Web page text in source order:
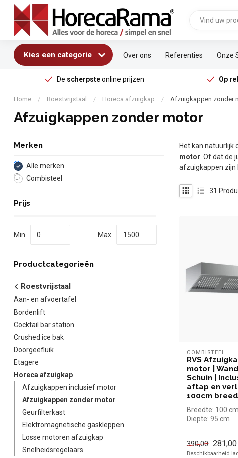
Kies een categorie Over ons Referenties Onze
De scherpsteonline prijzen Op
Home / Roestvrijstaal / Horeca afzuigkap / Afzuigkappen zonder
Afzuigkappen zonder motor
Merken
Alle merken
Combisteel
Prijs
Min Max
Productcategorieën
Roestvrijstaal
Aan- en afvoertafel
Bordenlift
Cocktail bar station
Crushed ice bak
Doorgeefluik
Etagere
Horeca afzuigkap
Afzuigkappen inclusief motor
Afzuigkappen zonder motor
Geurfilterkast
Elektromagnetische gaskleppen
Losse motoren afzuigkap
Snelheidsregelaars
Het kan natuurlijk
motor . Of dat
afzuigkappen zijn
31
COMBISTEEL
RVS
motor |
Schuin |
aftap en
100cm breed
Breedte: 100 cm
Diepte: 95 cm
390,00 281,00
Beschikbaarheid